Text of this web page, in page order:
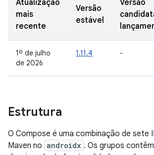
Atualização
mais
recente
Versão
estável
Versão
1º de julho
de 2026
1.11.4 -
Estrutura
O Compose é uma combinação de sete
Maven no androidx . Os grupos